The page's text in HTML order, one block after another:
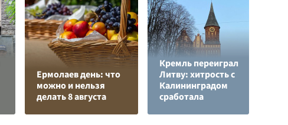
Ермолаев день: что
можно и нельзя
делать 8 августа
Кремль переиграл
Литву: хитрость с
Калининградом
сработала